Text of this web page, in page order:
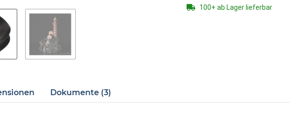
100+ ab Lager lieferbar
Dokumente (3)